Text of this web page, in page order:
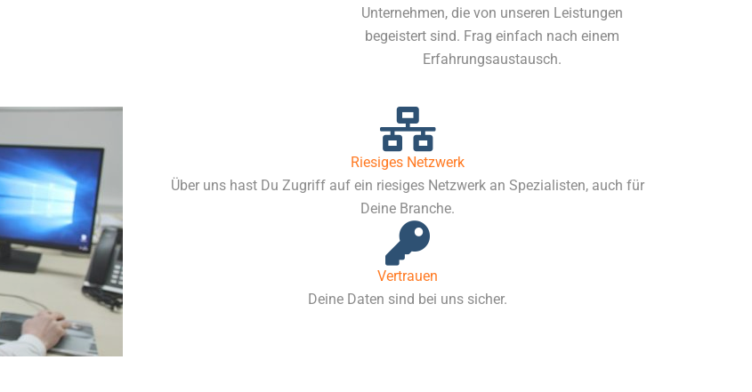
Unternehmen, die von unseren Leistungen
begeistert sind. Frag einfach nach einem
Erfahrungsaustausch.
Riesiges Netzwerk
Über uns hast Du Zugriff auf ein riesiges Netzwerk an Spezialisten, auch für
Deine Branche.
Vertrauen
Deine Daten sind bei uns sicher.